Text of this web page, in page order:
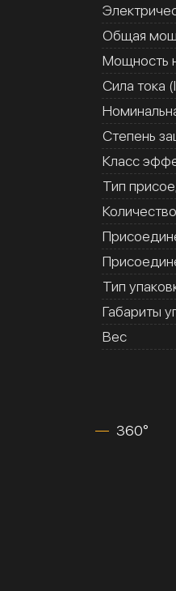
Общая
Мощность
Сила тока
Степень
Класс
Тип
Тип
Габариты
Вес
360°